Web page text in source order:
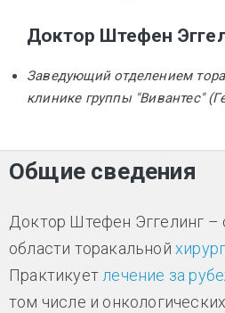
Доктор Штефен
Заведующий отделением
клинике группы "Вивантес"
Общие сведения
Доктор Штефен Эггелинг –
области торакальной
Практикует лечение за
том числе и